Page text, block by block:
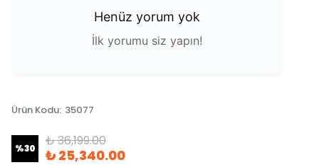
Henüz yorum yok
İlk yorumu siz yapın!
Ürün Kodu: 35077
%30 ₺ 36,199.00
₺ 25,340.00